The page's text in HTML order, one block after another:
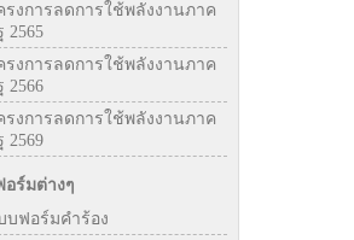
รงการลดการใช้พลังงานภาค
2565
รงการลดการใช้พลังงานภาค
2566
รงการลดการใช้พลังงานภาค
2569
ร์มต่างๆ
บฟอร์มคำร้อง